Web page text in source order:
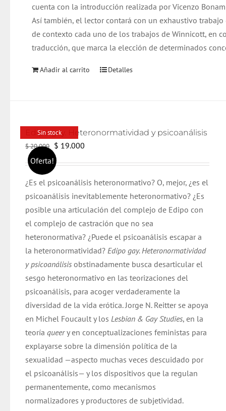
cuenta con la introducción realizada por Vicenzo
Así también, el lector contará con un exhaustivo
de contexto cada uno de los trabajos de Winnicott, en
traducción, que marca la elección de determinados
Añadir al carrito Detalles
Sin stock
Oferta!
Edipo gay. Heteronormatividad y psicoanálisis
$20.000 El
precio
original
era:
$ 20.000.
$ 19.000
es:
$ 19.000.
¿Es el psicoanálisis heteronormativo? O, mejor, ¿es el
psicoanálisis inevitablemente heteronormativo? ¿Es
posible una articulación del complejo de Edipo con
el complejo de castración que no sea
heteronormativa? ¿Puede el psicoanálisis escapar a
la heteronormatividad? Edipo gay. Heteronormatividad
y psicoanálisis obstinadamente busca desarticular el
sesgo heteronormativo en las teorizaciones del
psicoanálisis, para acoger verdaderamente la
diversidad de la vida erótica. Jorge N. Reitter se apoya
en Michel Foucault y los Lesbian & Gay Studies, en la
teoría queery en conceptualizaciones feministas para
explayarse sobre la dimensión política de la
sexualidad —aspecto muchas veces descuidado por
el psicoanálisis— y los dispositivos que la regulan
permanentemente, como mecanismos
normalizadores y productores de subjetividad.